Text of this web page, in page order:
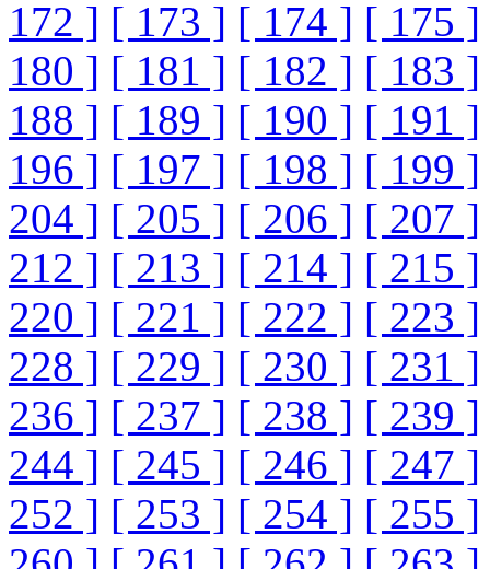
172 ] [ 173 ] [ 174 ] [ 175 ]
180 ] [ 181 ] [ 182 ] [ 183 ]
188 ] [ 189 ] [ 190 ] [ 191 ]
196 ] [ 197 ] [ 198 ] [ 199 ]
204 ] [ 205 ] [ 206 ] [ 207 ]
212 ] [ 213 ] [ 214 ] [ 215 ]
220 ] [ 221 ] [ 222 ] [ 223 ]
228 ] [ 229 ] [ 230 ] [ 231 ]
236 ] [ 237 ] [ 238 ] [ 239 ]
244 ] [ 245 ] [ 246 ] [ 247 ]
252 ] [ 253 ] [ 254 ] [ 255 ]